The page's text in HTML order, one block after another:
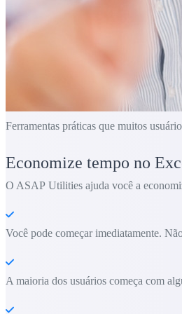
Ferramentas práticas que muitos
Economize tempo no
O ASAP Utilities ajuda você a
Você pode começar imediatamente.
A maioria dos usuários começa com